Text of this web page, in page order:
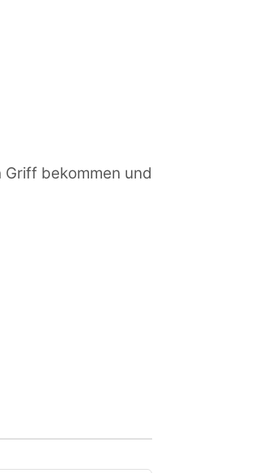
bekommen und